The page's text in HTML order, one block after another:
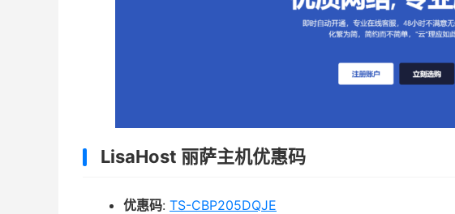
LisaHost 丽萨主机优惠码
优惠码: TS-CBP205DQJE